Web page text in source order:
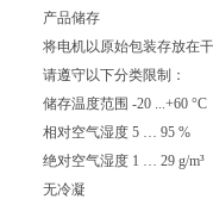
产品储存
将电机以原始包装存放在
请遵守以下分类限制：
储存温度范围 -20 ...+60 °C
相对空气湿度 5 … 95 %
绝对空气湿度 1 … 29 g/m³
无冷凝